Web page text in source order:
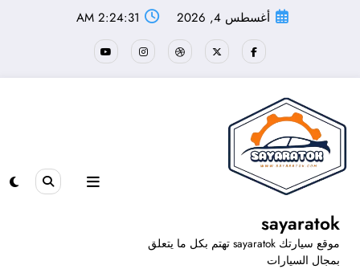
أغسطس 4, 2026 2:24:31 AM
sayaratok
موقع سيارتك sayaratok تهتم بكل ما يتعلق
بمجال السيارات